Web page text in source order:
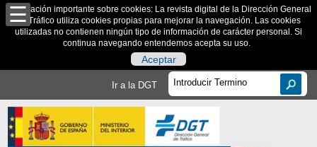
Información importante sobre cookies: La revista digital de la Dirección General
de Tráfico utiliza cookies propias para mejorar la navegación. Las cookies
utilizadas no contienen ningún tipo de información de carácter personal. Si
continua navegando entendemos acepta su uso.
Aceptar
Ir a la DGT